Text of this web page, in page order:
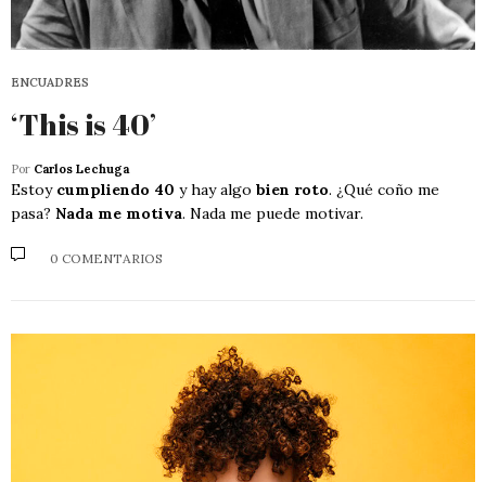
ENCUADRES
‘This is 40’
Por Carlos Lechuga
Estoy cumpliendo 40 y hay algo bien roto. ¿Qué coño me
pasa? Nada me motiva. Nada me puede motivar.
0 COMENTARIOS